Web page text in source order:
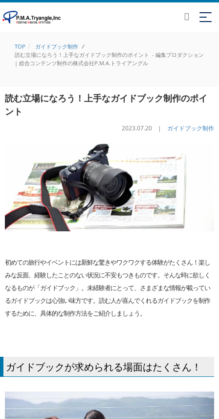
TOP ガイドブック制作 /
読む立場になろう！上手なガイドブック制作のポイント - 編集プロダクション
| 総合コンテンツ制作の株式会社P.M.A.トライアングル
読む立場になろう！上手なガイドブック制作のポイ
ント
2023.07.20 | ガイドブック制作
初めての旅行やイベントには新鮮な驚きやワクワクする体験がたくさん！楽し
みな反面、経験したことのない状況に不安もつきものです。そんな時に欲しく
なるものが「ガイドブック」。未経験者にとって、さまざまな情報が載ってい
るガイドブックは心強い味方です。読む人が喜んでくれるガイドブックを制作
するために、具体的な制作方法をご紹介しましょう。
ガイドブックが求められる場面はたくさん！